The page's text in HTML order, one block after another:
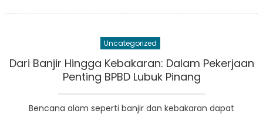
Uncategorized
Dari Banjir Hingga Kebakaran: Dalam Pekerjaan
Penting BPBD Lubuk Pinang
Bencana alam seperti banjir dan kebakaran dapat